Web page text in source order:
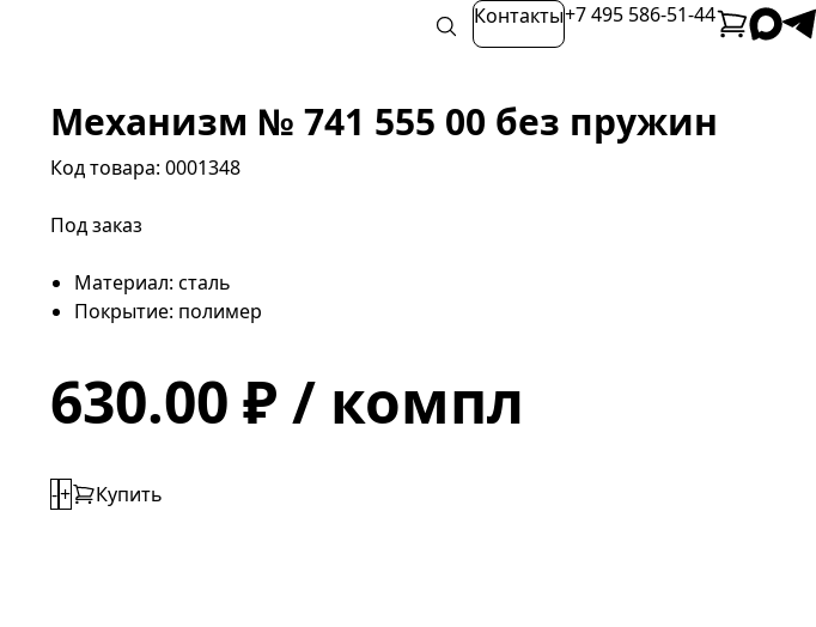
Контакты+7 495 586-51-44
Механизм № 741 555 00 без пружин
Код товара: 0001348
Под заказ
Материал: сталь
Покрытие: полимер
630.00 ₽ / компл
-+ Купить